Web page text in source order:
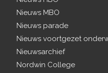
Nieuws MBO
Nieuws parade
Nieuws voortgezet
Nieuwsarchief
Nordwin College